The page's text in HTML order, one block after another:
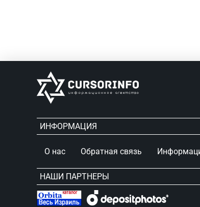
ИНФОРМАЦИЯ
О нас Обратная связь
НАШИ ПАРТНЕРЫ